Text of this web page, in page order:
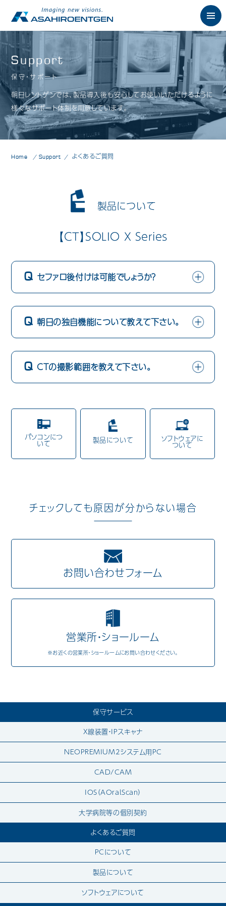
News お知らせ
Philosophy 朝日の想い
Product
歯科用X線製品
歯科用CAD/CAM材料
3D外貌スキャナ製品
Cases 導入事例
Showroom
Support 保守・サポート
Company
Recruit
Contact お問い合わせ
Support
保守・サポート
朝日レントゲンでは、製品導入後も安心してお使いいただけるように
様々なサポート体制を用意しています。
Home Support よくあるご質問
製品について
【CT】SOLIO X Series
セファロ後付けは可能でしょうか？
朝日の独自機能について教えて下さい。
CTの撮影範囲を教えて下さい。
パソコンにつ
いて 製品について ソフトウェアに
ついて
チェックしても原因が分からない場合
お問い合わせフォーム
営業所・ショールーム
※お近くの営業所・ショールームにお問い合わせください。
保守サービス
X線装置・IPスキャナ
NEOPREMIUM2システム用PC
CAD/CAM
IOS（AOralScan）
大学病院等の個別契約
よくあるご質問
PCについて
製品について
ソフトウェアについて